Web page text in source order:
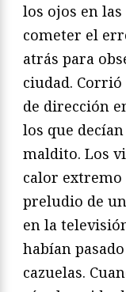
los ojos en
cometer el
atrás para
ciudad.
de dirección
los que
maldito. Los
calor
preludio de
en la
habían
cazuelas.